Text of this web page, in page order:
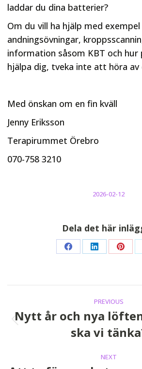
laddar du dina batterier?
Om du vill ha hjälp med exempel
andningsövningar,
information såsom KBT och hur
hjälpa dig, tveka inte att höra av
Med önskan om en fin kväll
Jenny Eriksson
Terapirummet Örebro
070-758 3210
2026-02-12
Dela det här
Share
Facebook
Share
LinkedIn
Share
navigation
PREVIOUS
post:
Nytt år och nya
ska vi
NEXT